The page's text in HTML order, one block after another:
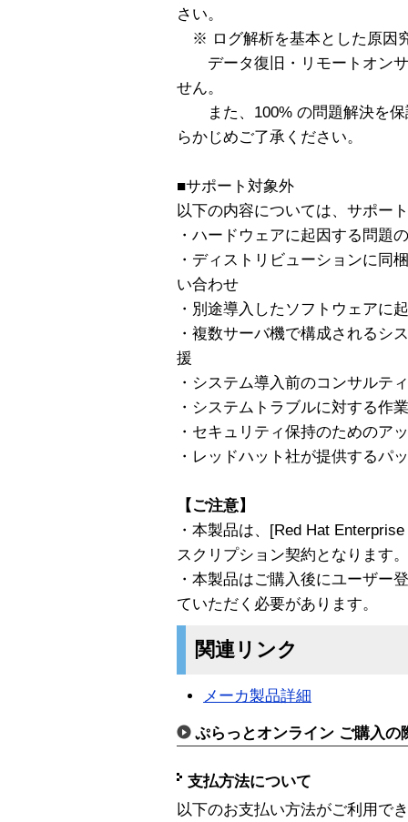
さい。
※ ログ解析を基本とした原因
データ復旧・リモートオンサ
せん。
また、100% の問題解決を保
らかじめご了承ください。
■サポート対象外
以下の内容については、サポー
・ハードウェアに起因する問題
・ディストリビューションに同
い合わせ
・別途導入したソフトウェアに
・複数サーバ機で構成されるシ
援
・システム導入前のコンサルテ
・システムトラブルに対する作
・セキュリティ保持のためのア
・レッドハット社が提供するパ
【ご注意】
・本製品は、[Red Hat
スクリプション契約となります。
・本製品はご購入後にユーザー
ていただく必要があります。
関連リンク
メーカ製品詳細
ぷらっとオンライン ご購入の
支払方法について
以下のお支払い方法がご利用で